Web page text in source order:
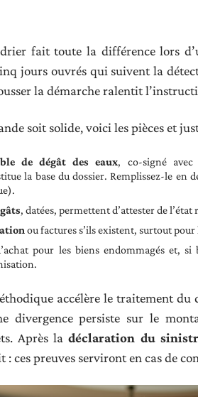
fait toute la différence lors
jours ouvrés qui suivent la
la démarche ralentit
soit solide, voici les pièces et
de dégât des eaux, co-signé avec
la base du dossier. Remplissez-le en
, datées, permettent d’attester de
ou factures s’ils existent, surtout
pour les biens endommagés et,
accélère le traitement du
divergence persiste sur le
Après ladéclaration du
: ces preuves serviront en cas de